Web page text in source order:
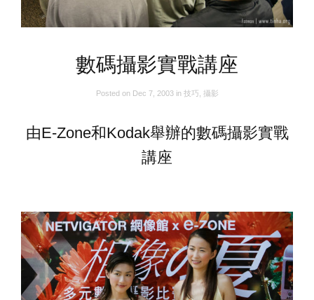
數碼攝影實戰講座
Posted on Dec 7, 2003 in 技巧 攝影
由E-Zone和Kodak舉辦的數碼攝影實戰
講座